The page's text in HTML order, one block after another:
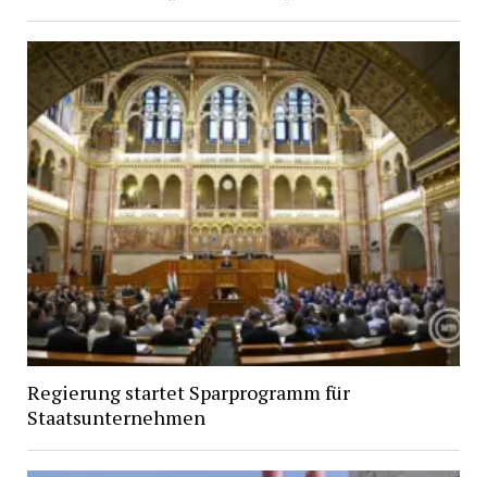
Regierung startet Sparprogramm für
Staatsunternehmen